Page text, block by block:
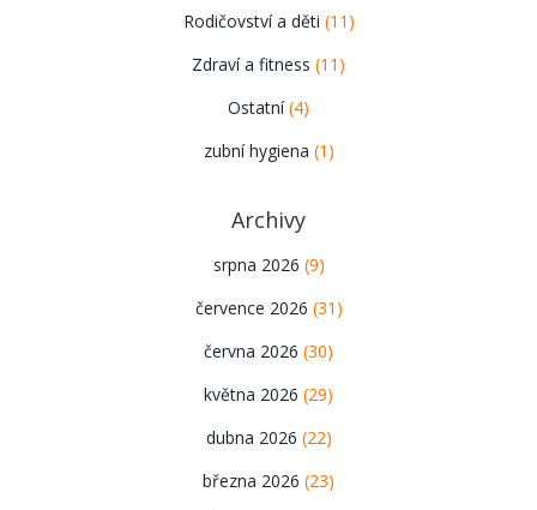
Rodičovství a děti (11)
Zdraví a fitness (11)
Ostatní(4)
zubní hygiena (1)
Archivy
srpna 2026 (9)
července 2026 (31)
června 2026 (30)
května 2026 (29)
dubna 2026 (22)
března 2026 (23)